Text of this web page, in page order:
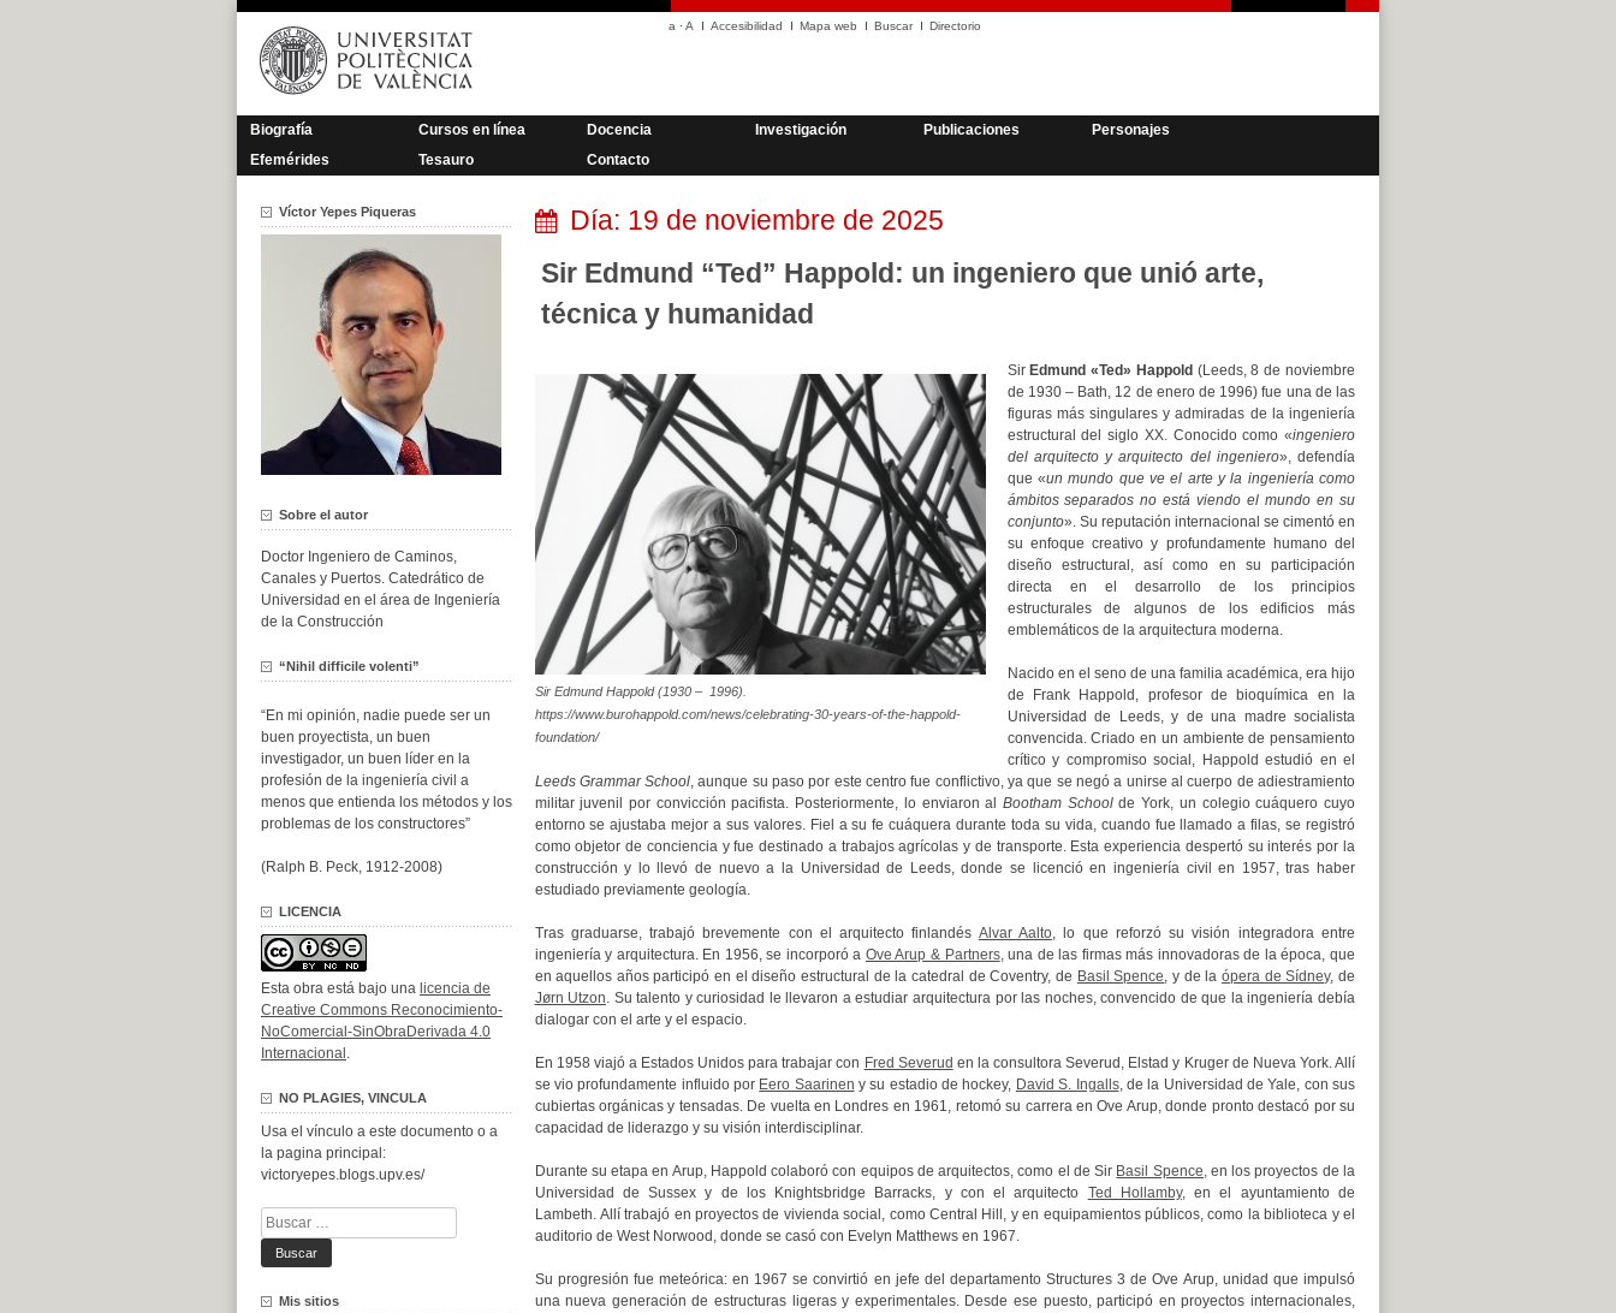
Saltar
contenido
a ·A Accesibilidad Mapa web Buscar Directorio
Biografía Cursos en línea Docencia Investigación Publicaciones
Personajes
Efemérides
Tesauro Contacto
Día: 19 de noviembre de 2025
Sir Edmund “Ted” Happold: un ingeniero que unió arte,
técnica y humanidad
Sir Edmund Happold (1930 – 1996).
https://www.burohappold.com/news/celebrating-30-years-of-the-happold-
foundation/
Sir Edmund «Ted» Happold (Leeds, 8 de noviembre
de 1930 – Bath, 12 de enero de 1996) fue una de las
figuras más singulares y admiradas de la ingeniería
estructural del siglo XX. Conocido como «ingeniero
del arquitecto y arquitecto del ingeniero», defendía
que «un mundo que ve el arte y la ingeniería como
ámbitos separados no está viendo el mundo en su
conjunto». Su reputación internacional se cimentó en
su enfoque creativo y profundamente humano del
diseño estructural, así como en su participación
directa en el desarrollo de los principios
estructurales de algunos de los edificios más
emblemáticos de la arquitectura moderna.
Nacido en el seno de una familia académica, era hijo
de Frank Happold, profesor de bioquímica en la
Universidad de Leeds, y de una madre socialista
convencida. Criado en un ambiente de pensamiento
crítico y compromiso social, Happold estudió en el
Leeds Grammar School, aunque su paso por este centro fue conflictivo, ya que se negó a unirse al cuerpo de adiestramiento
militar juvenil por convicción pacifista. Posteriormente, lo enviaron al Bootham Schoolde York, un colegio cuáquero cuyo
entorno se ajustaba mejor a sus valores. Fiel a su fe cuáquera durante toda su vida, cuando fue llamado a filas, se registró
como objetor de conciencia y fue destinado a trabajos agrícolas y de transporte. Esta experiencia despertó su interés por la
construcción y lo llevó de nuevo a la Universidad de Leeds, donde se licenció en ingeniería civil en 1957, tras haber
estudiado previamente geología.
Tras graduarse, trabajó brevemente con el arquitecto finlandés Alvar Aalto, lo que reforzó su visión integradora entre
ingeniería y arquitectura. En 1956, se incorporó a Ove Arup & Partners, una de las firmas más innovadoras de la época, que
en aquellos años participó en el diseño estructural de la catedral de Coventry, de Basil Spence, y de laópera de Sídney, de
Jørn Utzon. Su talento y curiosidad le llevaron a estudiar arquitectura por las noches, convencido de que la ingeniería debía
dialogar con el arte y el espacio.
En 1958 viajó a Estados Unidos para trabajar con Fred Severud en la consultora Severud, Elstad y Kruger de Nueva York. Allí
se vio profundamente influido por Eero Saarinen y su estadio de hockey, David S. Ingalls, de la Universidad de Yale, con sus
cubiertas orgánicas y tensadas. De vuelta en Londres en 1961, retomó su carrera en Ove Arup, donde pronto destacó por su
capacidad de liderazgo y su visión interdisciplinar.
Durante su etapa en Arup, Happold colaboró con equipos de arquitectos, como el de Sir Basil Spence,en los proyectos de la
Universidad de Sussex y de los Knightsbridge Barracks, y con el arquitecto Ted Hollamby,en el ayuntamiento de
Lambeth. Allí trabajó en proyectos de vivienda social, como Central Hill, y en equipamientos públicos, como la biblioteca y el
auditorio de West Norwood, donde se casó con Evelyn Matthews en 1967.
Su progresión fue meteórica: en 1967 se convirtió en jefe del departamento Structures 3 de Ove Arup, unidad que impulsó
una nueva generación de estructuras ligeras y experimentales. Desde ese puesto, participó en proyectos internacionales,
Víctor Yepes Piqueras
Sobre el autor
Doctor Ingeniero de Caminos,
Canales y Puertos. Catedrático de
Universidad en el área de Ingeniería
de la Construcción
“Nihil difficile volenti”
“En mi opinión, nadie puede ser un
buen proyectista, un buen
investigador, un buen líder en la
profesión de la ingeniería civil a
menos que entienda los métodos y los
problemas de los constructores”
(Ralph B. Peck, 1912-2008)
LICENCIA
Esta obra está bajo una licencia de
Creative Commons Reconocimiento-
NoComercial-SinObraDerivada 4.0
Internacional .
NO PLAGIES, VINCULA
Usa el vínculo a este documento o a
la pagina principal:
victoryepes.blogs.upv.es/
Buscar:
Mis sitios